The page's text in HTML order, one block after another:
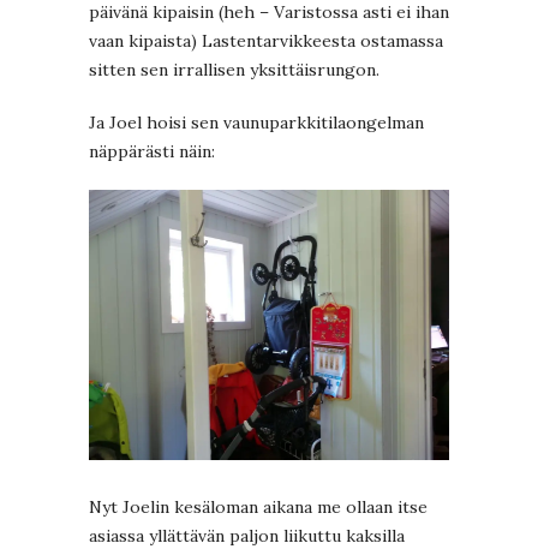
päivänä kipaisin (heh – Varistossa asti ei ihan
vaan kipaista) Lastentarvikkeesta ostamassa
sitten sen irrallisen yksittäisrungon.
Ja Joel hoisi sen vaunuparkkitilaongelman
näppärästi näin:
Nyt Joelin kesäloman aikana me ollaan itse
asiassa yllättävän paljon liikuttu kaksilla